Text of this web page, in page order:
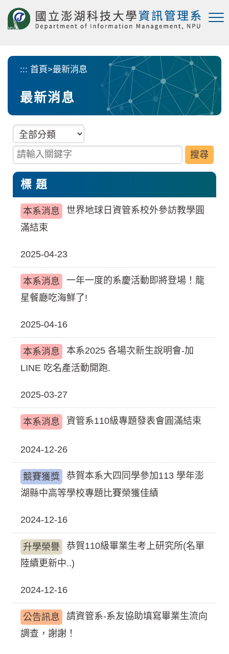
::: 首頁>最新消息
最新消息
分類項目
請輸入關鍵字
標 題
本系消息
世界地球日資管系校外參訪教學圓
滿結束
2025-04-23
本系消息
一年一度的系慶活動即將登場！龍
星餐廳吃海鮮了!
2025-04-16
本系消息
本系2025 各場次新生說明會-加
LINE 吃名產活動開跑.
2025-03-27
本系消息 資管系110級專題發表會圓滿結束
2024-12-26
競賽獲獎
恭賀本系大四同學參加113 學年澎
湖縣中高等學校專題比賽榮獲佳績
2024-12-16
升學榮譽
恭賀110級畢業生考上研究所(名單
陸續更新中..)
2024-12-16
公告訊息
請資管系-系友協助填寫畢業生流向
調查，謝謝！